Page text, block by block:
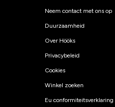
Neem contact met ons op
Duurzaamheid
Over Hööks
Privacybeleid
Cookies
Winkel zoeken
Eu conformiteitsverklaring